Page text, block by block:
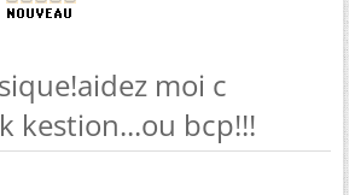
moi c
kestion...ou bcp!!!